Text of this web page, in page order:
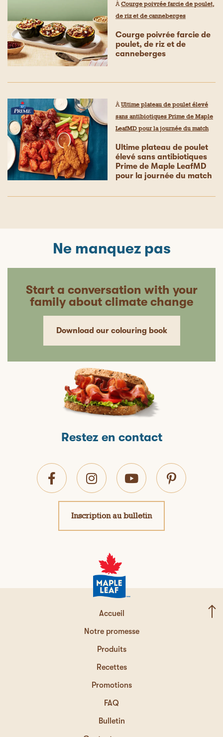
ÀCourge poivrée farcie de poulet,
de riz et de canneberges
Courge poivrée farcie de
poulet, de riz et de
canneberges
À Ultime plateau de poulet élevé
sans antibiotiques Prime de Maple
LeafMD pour la journée du match
Ultime plateau de poulet
élevé sans antibiotiques
Prime de Maple LeafMD
pour la journée du match
Ne manquez pas
Start a conversation with your
family about climate change
Download our colouring book
Restez en contact
Inscription au bulletin
Accueil
Notre promesse
Produits
Recettes
Promotions
FAQ
Bulletin